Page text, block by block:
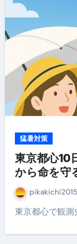
猛暑対策
東京都心10
から命を守
東京都心で観